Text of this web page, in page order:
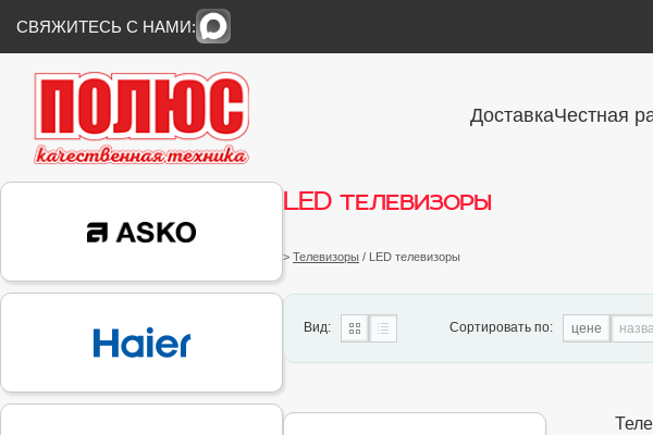
СВЯЖИТЕСЬ С НАМИ:
ДоставкаЧестная
LED телевизоры
> Телевизоры / LED телевизоры
Вид: Сортировать по: цене